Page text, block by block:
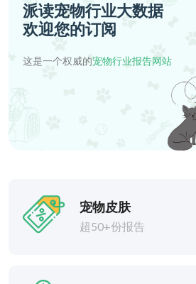
派读宠物行业大数据
欢迎您的订阅
这是一个权威的宠物行业报告网站
宠物皮肤
超50+份报告